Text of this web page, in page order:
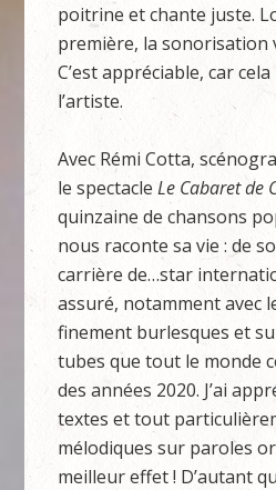
poitrine et chante juste.
première, la sonorisation
C’est appréciable, car
l’artiste.
Avec Rémi Cotta,
le spectacleLe Cabaret de
quinzaine de chansons
nous raconte sa vie : de
carrière de…star
assuré, notamment avec
finement burlesques et
tubes que tout le monde
des années 2020. J’ai
textes et tout
mélodiques sur paroles
meilleur effet ! D’autant